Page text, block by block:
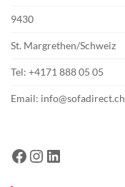
9430
St. Margrethen/Schweiz
Tel: +4171 888 05 05
Email: info@sofadirect.ch